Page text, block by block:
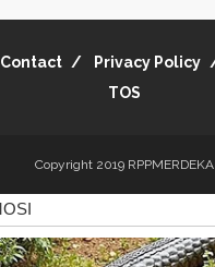
Contact Privacy Policy
TOS
Copyright 2019 RPPMERDEKA